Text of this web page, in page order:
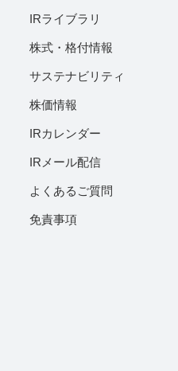
IRライブラリ
株式・格付情報
サステナビリティ
株価情報
IRカレンダー
IRメール配信
よくあるご質問
免責事項